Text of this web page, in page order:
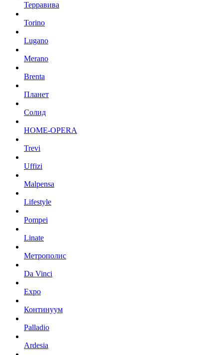
Терравива
Torino
Lugano
Merano
Brenta
Планет
Солид
HOME-OPERA
Trevi
Uffizi
Malpensa
Lifestyle
Pompei
Linate
Метрополис
Da Vinci
Expo
Континуум
Palladio
Ardesia